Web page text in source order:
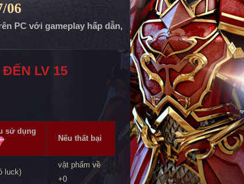
06
PC với gameplay hấp dẫn,
LV 15
sử dụng
Nếu thất bại
luck)
vật phẩm về
+0